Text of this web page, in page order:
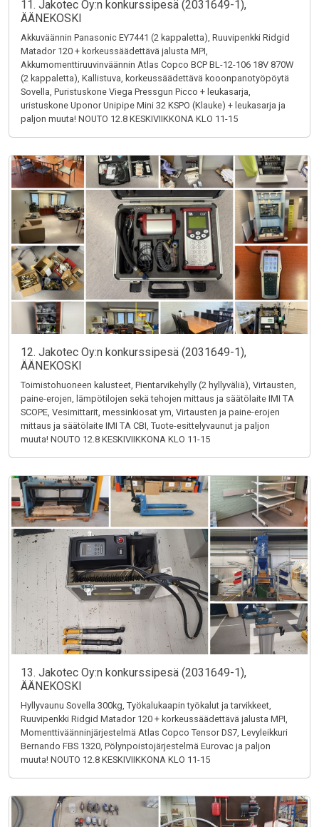
11. Jakotec Oy:n konkurssipesä (2031649-1),
ÄÄNEKOSKI
Akkuväännin Panasonic EY7441 (2 kappaletta), Ruuvipenkki Ridgid
Matador 120 + korkeussäädettävä jalusta MPI,
Akkumomenttiruuvinväännin Atlas Copco BCP BL-12-106 18V 870W
(2 kappaletta), Kallistuva, korkeussäädettävä kooonpanotyöpöytä
Sovella, Puristuskone Viega Pressgun Picco + leukasarja,
uristuskone Uponor Unipipe Mini 32 KSPO (Klauke) + leukasarja ja
paljon muuta! NOUTO 12.8 KESKIVIIKKONA KLO 11-15
12. Jakotec Oy:n konkurssipesä (2031649-1),
ÄÄNEKOSKI
Toimistohuoneen kalusteet, Pientarvikehylly (2 hyllyväliä), Virtausten,
paine-erojen, lämpötilojen sekä tehojen mittaus ja säätölaite IMI TA
SCOPE, Vesimittarit, messinkiosat ym, Virtausten ja paine-erojen
mittaus ja säätölaite IMI TA CBI, Tuote-esittelyvaunut ja paljon
muuta! NOUTO 12.8 KESKIVIIKKONA KLO 11-15
13. Jakotec Oy:n konkurssipesä (2031649-1),
ÄÄNEKOSKI
Hyllyvaunu Sovella 300kg, Työkalukaapin työkalut ja tarvikkeet,
Ruuvipenkki Ridgid Matador 120 + korkeussäädettävä jalusta MPI,
Momenttiväänninjärjestelmä Atlas Copco Tensor DS7, Levyleikkuri
Bernando FBS 1320, Pölynpoistojärjestelmä Eurovac ja paljon
muuta! NOUTO 12.8 KESKIVIIKKONA KLO 11-15